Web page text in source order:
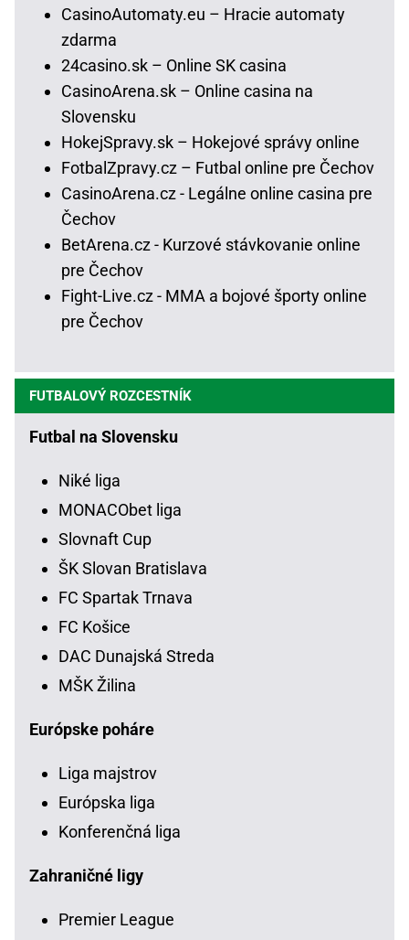
CasinoAutomaty.eu – Hracie automaty
zdarma
24casino.sk – Online SK casina
CasinoArena.sk – Online casina na
Slovensku
HokejSpravy.sk – Hokejové správy online
FotbalZpravy.cz – Futbal online pre Čechov
CasinoArena.cz - Legálne online casina pre
Čechov
BetArena.cz - Kurzové stávkovanie online
pre Čechov
Fight-Live.cz - MMA a bojové športy online
pre Čechov
FUTBALOVÝ ROZCESTNÍK
Futbal na Slovensku
Niké liga
MONACObet liga
Slovnaft Cup
ŠK Slovan Bratislava
FC Spartak Trnava
FC Košice
DAC Dunajská Streda
MŠK Žilina
Európske poháre
Liga majstrov
Európska liga
Konferenčná liga
Zahraničné ligy
Premier League